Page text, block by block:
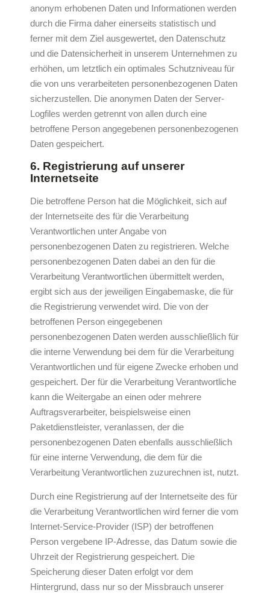
anonym erhobenen Daten und Informationen werden
durch die Firma daher einerseits statistisch und
ferner mit dem Ziel ausgewertet, den Datenschutz
und die Datensicherheit in unserem Unternehmen zu
erhöhen, um letztlich ein optimales Schutzniveau für
die von uns verarbeiteten personenbezogenen Daten
sicherzustellen. Die anonymen Daten der Server-
Logfiles werden getrennt von allen durch eine
betroffene Person angegebenen personenbezogenen
Daten gespeichert.
6. Registrierung auf unserer
Internetseite
Die betroffene Person hat die Möglichkeit, sich auf
der Internetseite des für die Verarbeitung
Verantwortlichen unter Angabe von
personenbezogenen Daten zu registrieren. Welche
personenbezogenen Daten dabei an den für die
Verarbeitung Verantwortlichen übermittelt werden,
ergibt sich aus der jeweiligen Eingabemaske, die für
die Registrierung verwendet wird. Die von der
betroffenen Person eingegebenen
personenbezogenen Daten werden ausschließlich für
die interne Verwendung bei dem für die Verarbeitung
Verantwortlichen und für eigene Zwecke erhoben und
gespeichert. Der für die Verarbeitung Verantwortliche
kann die Weitergabe an einen oder mehrere
Auftragsverarbeiter, beispielsweise einen
Paketdienstleister, veranlassen, der die
personenbezogenen Daten ebenfalls ausschließlich
für eine interne Verwendung, die dem für die
Verarbeitung Verantwortlichen zuzurechnen ist, nutzt.
Durch eine Registrierung auf der Internetseite des für
die Verarbeitung Verantwortlichen wird ferner die vom
Internet-Service-Provider (ISP) der betroffenen
Person vergebene IP-Adresse, das Datum sowie die
Uhrzeit der Registrierung gespeichert. Die
Speicherung dieser Daten erfolgt vor dem
Hintergrund, dass nur so der Missbrauch unserer